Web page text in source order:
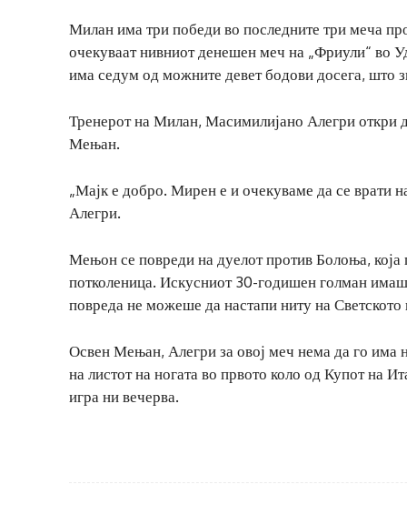
Милан има три победи во последните три меча
очекуваат нивниот денешен меч на „Фриули“ во
има седум од можните девет бодови досега, што
Тренерот на Милан, Масимилијано Алегри откри
Мењан.
„Мајк е добро. Мирен е и очекуваме да се врати
Алегри.
Мењон се повреди на дуелот против Болоња,
потколеница. Искусниот 30-годишен голман
повреда не можеше да настапи ниту на
Освен Мењан, Алегри за овој меч нема да го има
на листот на ногата во првото коло од Купот на
игра ни вечерва.